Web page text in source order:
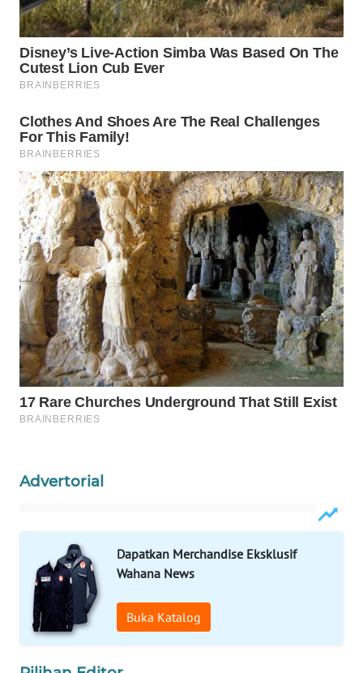
Advertorial
Dapatkan Merchandise Eksklusif
Wahana News
Buka Katalog
Wahana
Media
Group
WAHANA
NEWS
WAHANA
TANI
WAHANA
ADVOKAT
WAHANA
INFRASTRUKTUR
WAHANA
KONSUMEN
WAHANA
WAHANANEWS
ID
WAHANANEWS
CO ID